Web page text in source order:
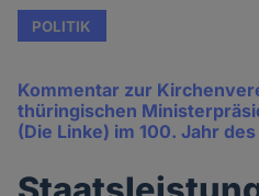
POLITIK
Kommentar zur
thüringischen
(Die Linke) im 100. Jahr